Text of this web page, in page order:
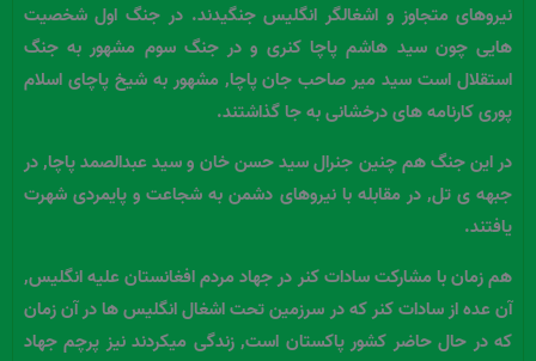
نیروهای متجاوز و اشغالگر انگلیس جنگیدند. در جنگ اول شخصیت
هایی چون سید هاشم پاچا کنری و در جنگ سوم مشهور به جنگ
استقلال است سید میر صاحب جان پاچا, مشهور به شیخ پاچای اسلام
پوری کارنامه های درخشانی به جا گذاشتند.
در این جنگ هم چنین جنرال سید حسن خان و سید عبدالصمد پاچا, در
جبهه ی تل, در مقابله با نیروهای دشمن به شجاعت و پایمردی شهرت
یافتند.
هم زمان با مشارکت سادات کنر در جهاد مردم افغانستان علیه انگلیس,
آن عده از سادات کنر که در سرزمین تحت اشغال انگلیس ها در آن زمان
که در حال حاضر کشور پاکستان است, زندگی میکردند نیز پرچم جهاد